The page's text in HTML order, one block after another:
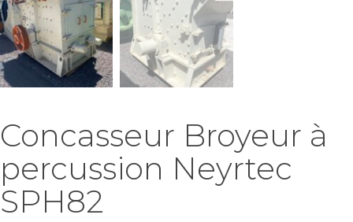
Concasseur Broyeur à
percussion Neyrtec
SPH82